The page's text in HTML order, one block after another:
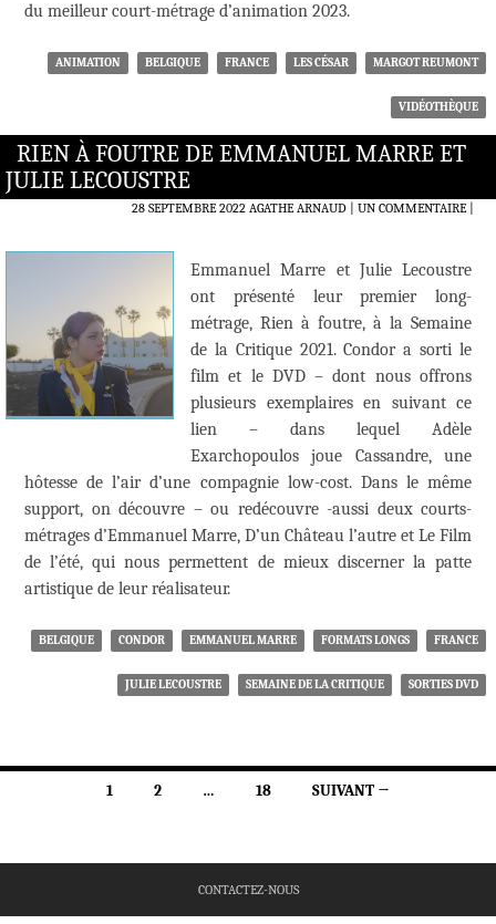
du meilleur court-métrage d’animation 2023.
ANIMATION BELGIQUE FRANCE LES CÉSAR MARGOT REUMONT
VIDÉOTHÈQUE
RIEN À FOUTRE DE EMMANUEL MARRE ET
JULIE LECOUSTRE
28 SEPTEMBRE 2022 AGATHE ARNAUD UN COMMENTAIRE|
Emmanuel Marre et Julie Lecoustre
ont présenté leur premier long-
métrage, Rien à foutre, à la Semaine
de la Critique 2021. Condor a sorti le
film et le DVD – dont nous offrons
plusieurs exemplaires en suivant ce
lien – dans lequel Adèle
Exarchopoulos joue Cassandre, une
hôtesse de l’air d’une compagnie low-cost. Dans le même
support, on découvre – ou redécouvre -aussi deux courts-
métrages d’Emmanuel Marre, D’un Château l’autre et Le Film
de l’été, qui nous permettent de mieux discerner la patte
artistique de leur réalisateur.
BELGIQUE CONDOR EMMANUEL MARRE FORMATS LONGS FRANCE
JULIE LECOUSTRE SEMAINE DE LA CRITIQUE SORTIES DVD
Navigation
1 2 … 18 SUIVANT →
CONTACTEZ-NOUS